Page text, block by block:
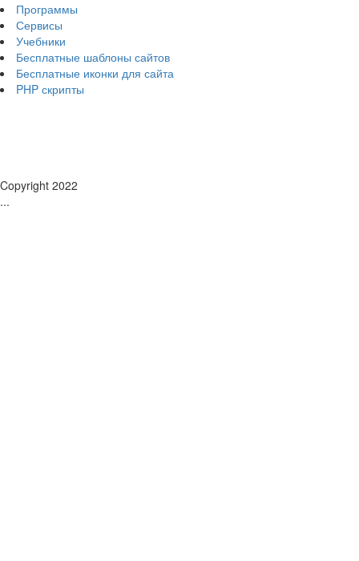
Программы
Сервисы
Учебники
Бесплатные шаблоны сайтов
Бесплатные иконки для сайта
PHP скрипты
Copyright 2022
...